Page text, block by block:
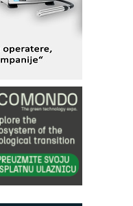
koje
fluida
– Napredna
i
priče